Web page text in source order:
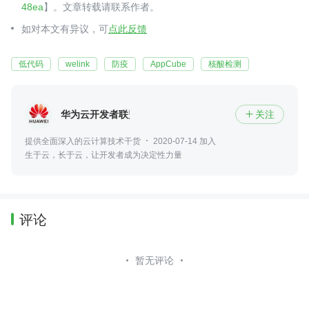
48ea】。文章转载请联系作者。
如对本文有异议，可点此反馈
低代码 welink 防疫 AppCube 核酸检测
华为云开发者联盟  关注
提供全面深入的云计算技术干货
2020-07-14 加入
生于云，长于云，让开发者成为决定性力量
评论
暂无评论